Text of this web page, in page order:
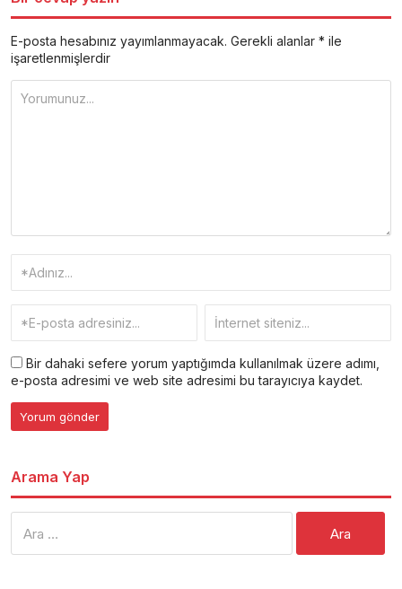
E-posta hesabınız yayımlanmayacak. Gerekli alanlar * ile
işaretlenmişlerdir
Bir dahaki sefere yorum yaptığımda kullanılmak üzere adımı,
e-posta adresimi ve web site adresimi bu tarayıcıya kaydet.
Arama Yap